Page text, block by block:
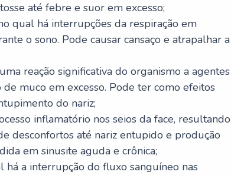
até febre e suor em excesso;
qual há interrupções da respiração em
o sono. Pode causar cansaço e atrapalhar a
reação significativa do organismo a agentes
muco em excesso. Pode ter como efeitos
do nariz;
inflamatório nos seios da face, resultando
desconfortos até nariz entupido e produção
em sinusite aguda e crônica;
a interrupção do fluxo sanguíneo nas